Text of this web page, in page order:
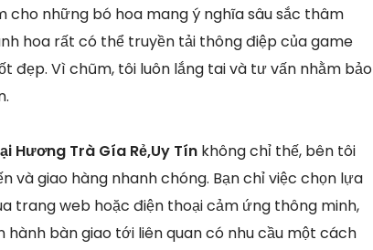
những bó hoa mang ý nghĩa sâu sắc thâm
hoa rất có thể truyền tải thông điệp của game
đẹp. Vì chũm, tôi luôn lắng tai và tư vấn nhằm bảo
Hương Trà Gía Rẻ,Uy Tín không chỉ thế, bên tôi
và giao hàng nhanh chóng. Bạn chỉ việc chọn lựa
trang web hoặc điện thoại cảm ứng thông minh,
bàn giao tới liên quan có nhu cầu một cách